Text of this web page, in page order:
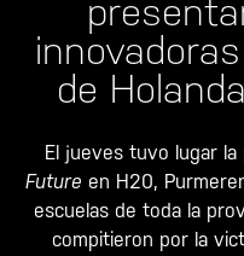
de
El jueves tuvo lugar la
Future en H20,
escuelas de toda la
compitieron por la